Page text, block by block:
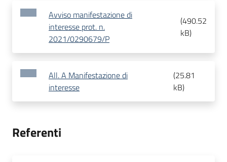
Avviso manifestazione di
interesse prot. n.
2021/0290679/P
(490.52
kB)
All. A Manifestazione di
interesse
(25.81
kB)
Referenti